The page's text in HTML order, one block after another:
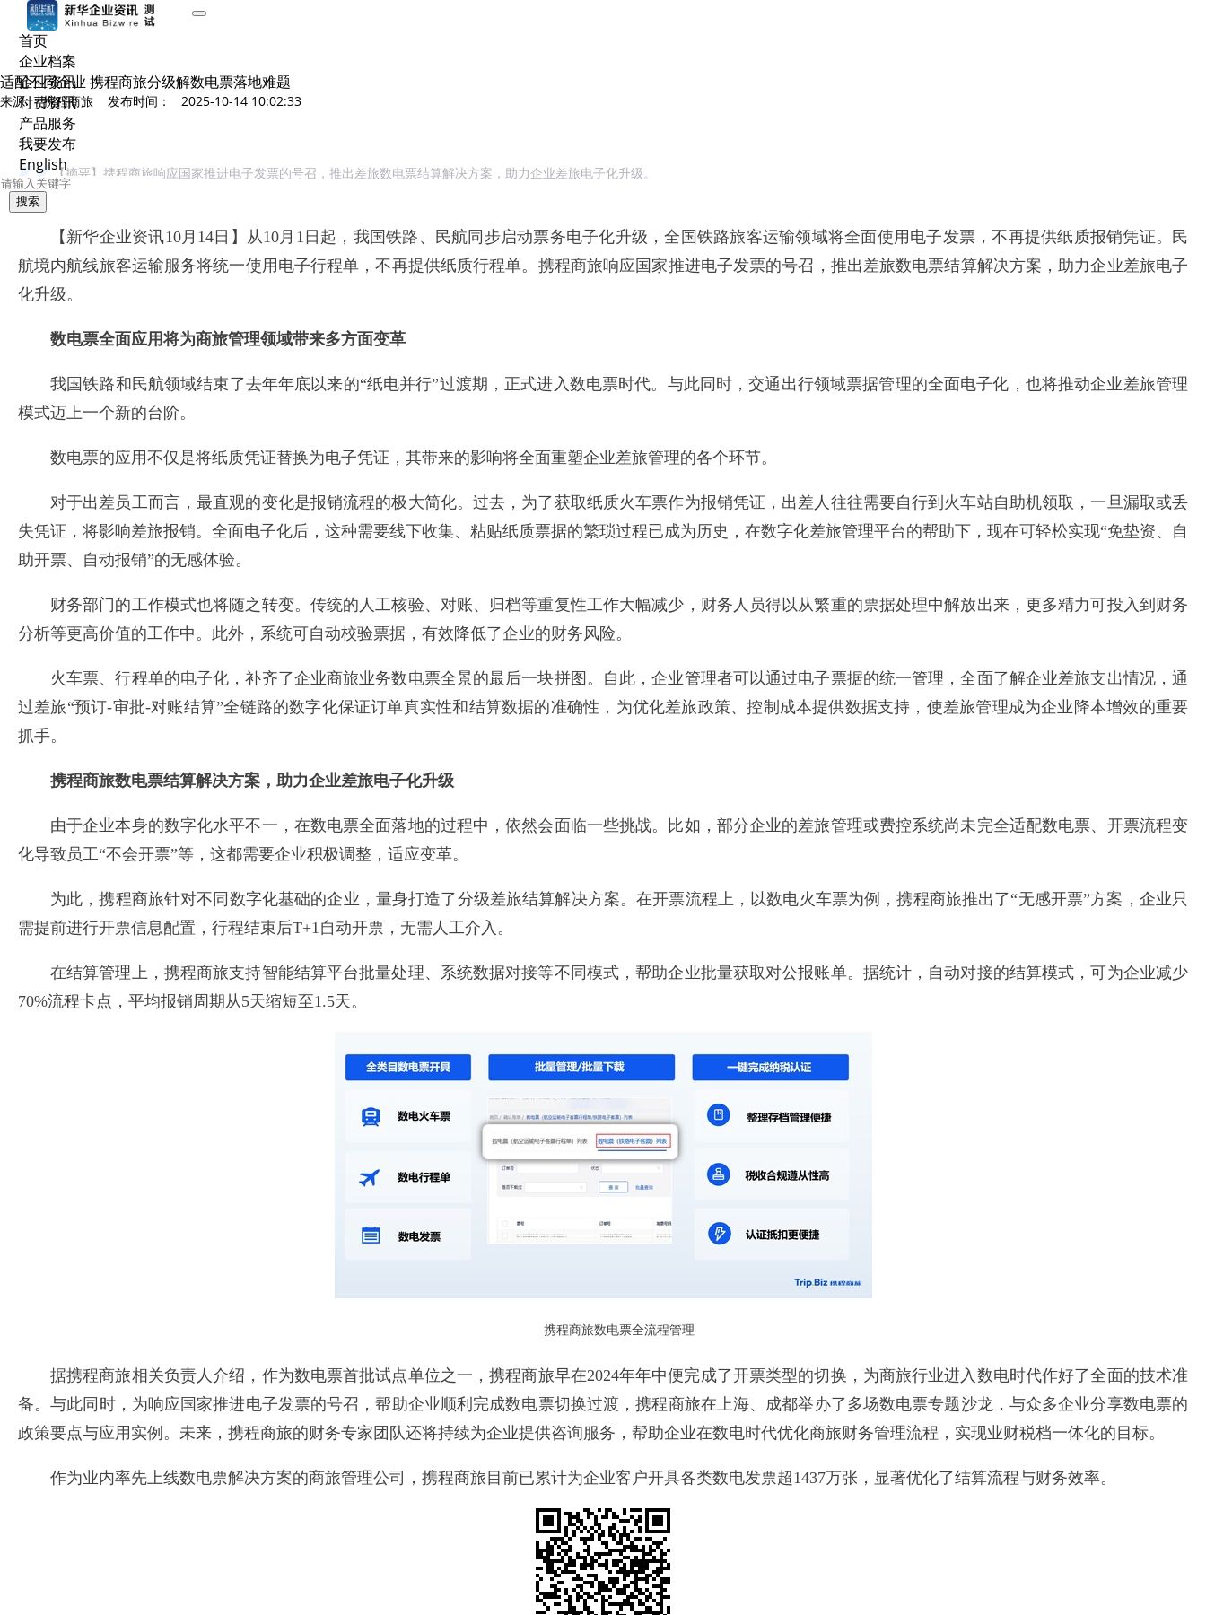
首页
企业档案
企业资讯
付费资讯
产品服务
我要发布
English
搜索
适配不同企业 携程商旅分级解数电票落地难题
来源: 携程商旅 发布时间： 2025-10-14 10:02:33
【摘要】携程商旅响应国家推进电子发票的号召，推出差旅数电票结算解决方案，助力企业差旅电子化升级。
【新华企业资讯10月14日】从10月1日起，我国铁路、民航同步启动票务电子化升级，全国铁路旅客运输领域将全面使用电子发票，不再提供纸质报销凭证。民
航境内航线旅客运输服务将统一使用电子行程单，不再提供纸质行程单。携程商旅响应国家推进电子发票的号召，推出差旅数电票结算解决方案，助力企业差旅电子
化升级。
数电票全面应用将为商旅管理领域带来多方面变革
我国铁路和民航领域结束了去年年底以来的“纸电并行”过渡期，正式进入数电票时代。与此同时，交通出行领域票据管理的全面电子化，也将推动企业差旅管理
模式迈上一个新的台阶。
数电票的应用不仅是将纸质凭证替换为电子凭证，其带来的影响将全面重塑企业差旅管理的各个环节。
对于出差员工而言，最直观的变化是报销流程的极大简化。过去，为了获取纸质火车票作为报销凭证，出差人往往需要自行到火车站自助机领取，一旦漏取或丢
失凭证，将影响差旅报销。全面电子化后，这种需要线下收集、粘贴纸质票据的繁琐过程已成为历史，在数字化差旅管理平台的帮助下，现在可轻松实现“免垫资、自
助开票、自动报销”的无感体验。
财务部门的工作模式也将随之转变。传统的人工核验、对账、归档等重复性工作大幅减少，财务人员得以从繁重的票据处理中解放出来，更多精力可投入到财务
分析等更高价值的工作中。此外，系统可自动校验票据，有效降低了企业的财务风险。
火车票、行程单的电子化，补齐了企业商旅业务数电票全景的最后一块拼图。自此，企业管理者可以通过电子票据的统一管理，全面了解企业差旅支出情况，通
过差旅“预订-审批-对账结算”全链路的数字化保证订单真实性和结算数据的准确性，为优化差旅政策、控制成本提供数据支持，使差旅管理成为企业降本增效的重要
抓手。
携程商旅数电票结算解决方案，助力企业差旅电子化升级
由于企业本身的数字化水平不一，在数电票全面落地的过程中，依然会面临一些挑战。比如，部分企业的差旅管理或费控系统尚未完全适配数电票、开票流程变
化导致员工“不会开票”等，这都需要企业积极调整，适应变革。
为此，携程商旅针对不同数字化基础的企业，量身打造了分级差旅结算解决方案。在开票流程上，以数电火车票为例，携程商旅推出了“无感开票”方案，企业只
需提前进行开票信息配置，行程结束后T+1自动开票，无需人工介入。
在结算管理上，携程商旅支持智能结算平台批量处理、系统数据对接等不同模式，帮助企业批量获取对公报账单。据统计，自动对接的结算模式，可为企业减少
70%流程卡点，平均报销周期从5天缩短至1.5天。
携程商旅数电票全流程管理
据携程商旅相关负责人介绍，作为数电票首批试点单位之一，携程商旅早在2024年年中便完成了开票类型的切换，为商旅行业进入数电时代作好了全面的技术准
备。与此同时，为响应国家推进电子发票的号召，帮助企业顺利完成数电票切换过渡，携程商旅在上海、成都举办了多场数电票专题沙龙，与众多企业分享数电票的
政策要点与应用实例。未来，携程商旅的财务专家团队还将持续为企业提供咨询服务，帮助企业在数电时代优化商旅财务管理流程，实现业财税档一体化的目标。
作为业内率先上线数电票解决方案的商旅管理公司，携程商旅目前已累计为企业客户开具各类数电发票超1437万张，显著优化了结算流程与财务效率。